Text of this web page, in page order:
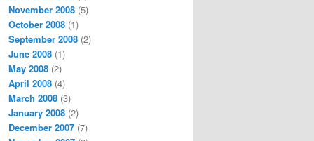
November 2008 (5)
October 2008 (1)
September 2008 (2)
June 2008 (1)
May 2008 (2)
April 2008 (4)
March 2008 (3)
January 2008 (2)
December 2007 (7)